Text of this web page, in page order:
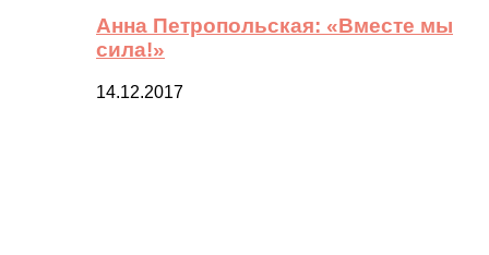
Анна Петропольская: «Вместе мы
сила!»
14.12.2017